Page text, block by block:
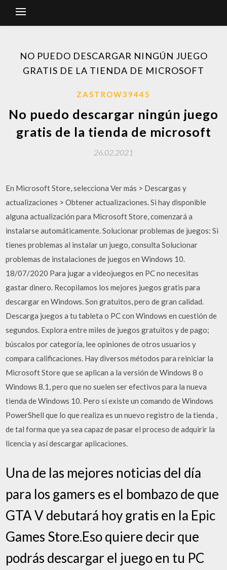
NO PUEDO DESCARGAR NINGÚN JUEGO
GRATIS DE LA TIENDA DE MICROSOFT
ZASTROW39445
No puedo descargar ningún juego
gratis de la tienda de microsoft
26.02.2021
En Microsoft Store, selecciona Ver más > Descargas y
actualizaciones > Obtener actualizaciones. Si hay disponible
alguna actualización para Microsoft Store, comenzará a
instalarse automáticamente. Solucionar problemas de juegos: Si
tienes problemas al instalar un juego, consulta Solucionar
problemas de instalaciones de juegos en Windows 10.
18/07/2020 Para jugar a videojuegos en PC no necesitas
gastar dinero. Recopilamos los mejores juegos gratis para
descargar en Windows. Son gratuitos, pero de gran calidad.
Descarga juegos a tu tableta o PC con Windows en cuestión de
segundos. Explora entre miles de juegos gratuitos y de pago;
búscalos por categoría, lee opiniones de otros usuarios y
compara calificaciones. Hay diversos métodos para reiniciar la
Microsoft Store que se aplican a la versión de Windows 8 o
Windows 8.1, pero que no suelen ser efectivos para la nueva
tienda de Windows 10. Pero sí existe un comando de Windows
PowerShell que lo que realiza es un nuevo registro de la tienda ,
de tal forma que ya sea capaz de pasar el proceso de adquirir la
licencia y así descargar aplicaciones.
Una de las mejores noticias del día
para los gamers es el bombazo de que
GTA V debutará hoy gratis en la Epic
Games Store.Eso quiere decir que
podrás descargar el juego en tu PC